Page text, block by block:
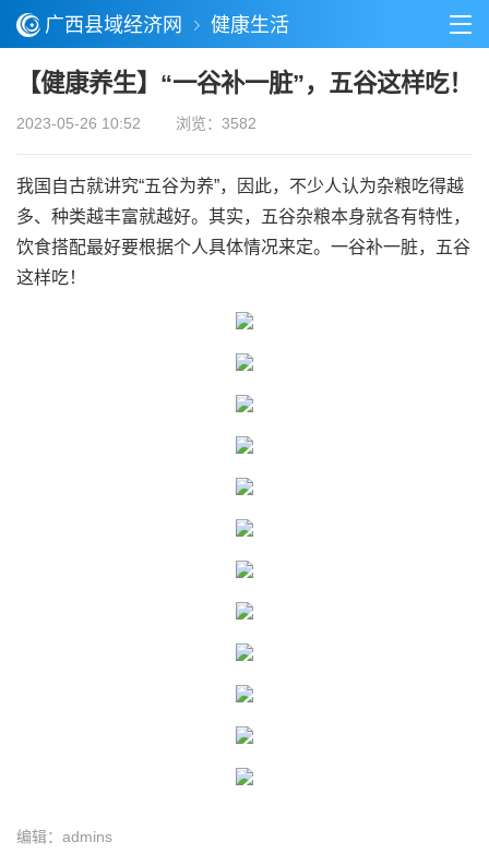
广西县域经济网 健康生活
【健康养生】“一谷补一脏”，五谷这样吃！
2023-05-26 10:52 浏览：3582
我国自古就讲究“五谷为养”，因此，不少人认为杂粮吃得越
多、种类越丰富就越好。其实，五谷杂粮本身就各有特性，
饮食搭配最好要根据个人具体情况来定。一谷补一脏，五谷
这样吃！
编辑：admins